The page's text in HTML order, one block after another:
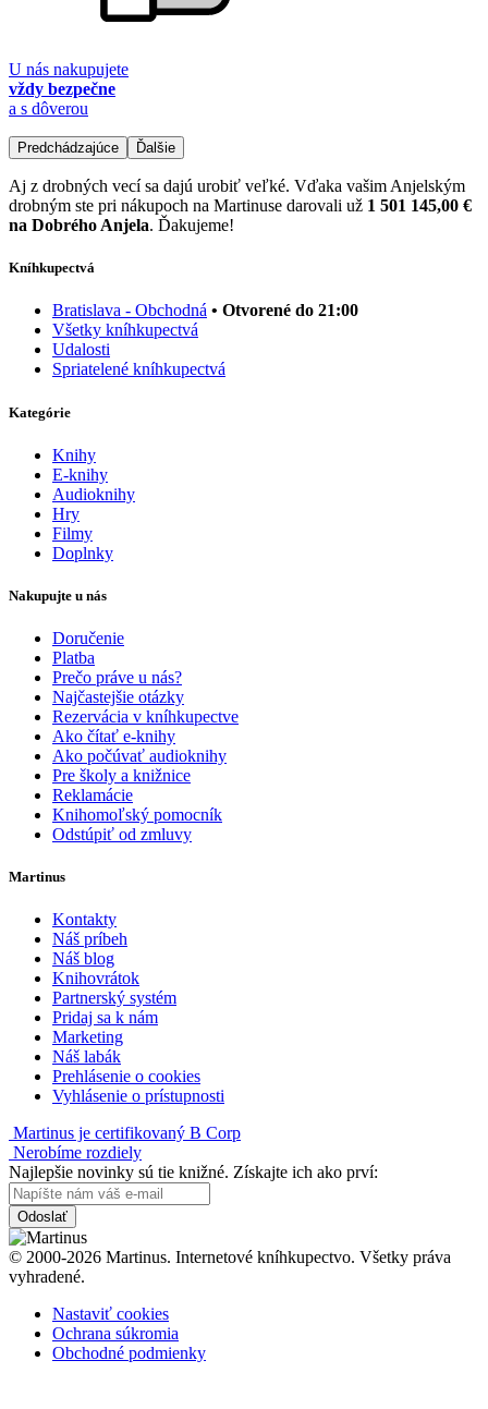
U nás nakupujete
vždy bezpečne
a s dôverou
Predchádzajúce Ďalšie
Aj z drobných vecí sa dajú urobiť veľké. Vďaka vašim Anjelským
drobným ste pri nákupoch na Martinuse darovali už 1 501 145,00 €
na Dobrého Anjela. Ďakujeme!
Kníhkupectvá
Bratislava - Obchodná • Otvorené do 21:00
Všetky kníhkupectvá
Udalosti
Spriatelené kníhkupectvá
Kategórie
Knihy
E-knihy
Audioknihy
Hry
Filmy
Doplnky
Nakupujte u nás
Doručenie
Platba
Prečo práve u nás?
Najčastejšie otázky
Rezervácia v kníhkupectve
Ako čítať e-knihy
Ako počúvať audioknihy
Pre školy a knižnice
Reklamácie
Knihomoľský pomocník
Odstúpiť od zmluvy
Martinus
Kontakty
Náš príbeh
Náš blog
Knihovrátok
Partnerský systém
Pridaj sa k nám
Marketing
Náš labák
Prehlásenie o cookies
Vyhlásenie o prístupnosti
Martinus je certifikovaný B Corp
Nerobíme rozdiely
Najlepšie novinky sú tie knižné. Získajte ich ako prví:
Odoslať
© 2000-2026 Martinus. Internetové kníhkupectvo. Všetky práva
vyhradené.
Nastaviť cookies
Ochrana súkromia
Obchodné podmienky